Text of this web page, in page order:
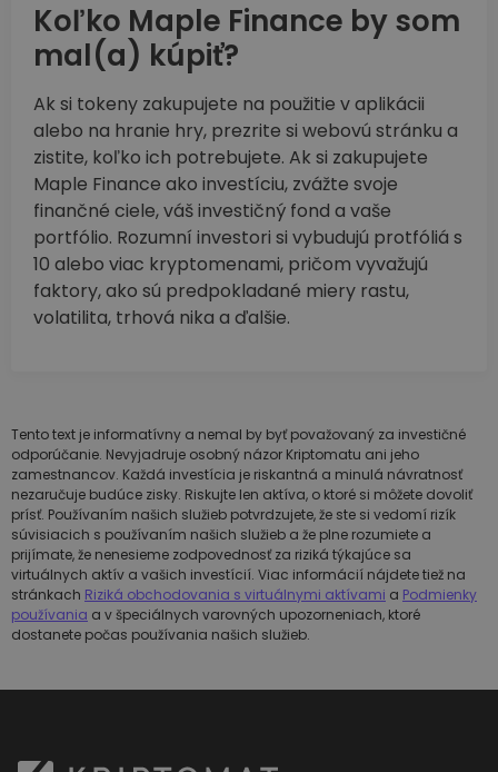
Koľko Maple Finance by som
mal(a) kúpiť?
Ak si tokeny zakupujete na použitie v aplikácii
alebo na hranie hry, prezrite si webovú stránku a
zistite, koľko ich potrebujete. Ak si zakupujete
Maple Finance ako investíciu, zvážte svoje
finančné ciele, váš investičný fond a vaše
portfólio. Rozumní investori si vybudujú protfóliá s
10 alebo viac kryptomenami, pričom vyvažujú
faktory, ako sú predpokladané miery rastu,
volatilita, trhová nika a ďalšie.
Tento text je informatívny a nemal by byť považovaný za investičné
odporúčanie. Nevyjadruje osobný názor Kriptomatu ani jeho
zamestnancov. Každá investícia je riskantná a minulá návratnosť
nezaručuje budúce zisky. Riskujte len aktíva, o ktoré si môžete dovoliť
prísť. Používaním našich služieb potvrdzujete, že ste si vedomí rizík
súvisiacich s používaním našich služieb a že plne rozumiete a
prijímate, že nenesieme zodpovednosť za riziká týkajúce sa
virtuálnych aktív a vašich investícií. Viac informácií nájdete tiež na
stránkach Riziká obchodovania s virtuálnymi aktívami a Podmienky
používania a v špeciálnych varovných upozorneniach, ktoré
dostanete počas používania našich služieb.